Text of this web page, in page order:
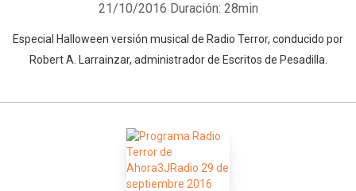
21/10/2016 Duración: 28min
Especial Halloween versión musical de Radio Terror, conducido por
Robert A. Larrainzar, administrador de Escritos de Pesadilla.